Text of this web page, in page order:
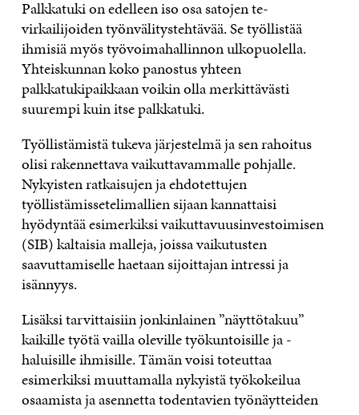
Palkkatuki on edelleen iso osa satojen te-
virkailijoiden työnvälitystehtävää. Se työllistää
ihmisiä myös työvoimahallinnon ulkopuolella.
Yhteiskunnan koko panostus yhteen
palkkatukipaikkaan voikin olla merkittävästi
suurempi kuin itse palkkatuki.
Työllistämistä tukeva järjestelmä ja sen rahoitus
olisi rakennettava vaikuttavammalle pohjalle.
Nykyisten ratkaisujen ja ehdotettujen
työllistämissetelimallien sijaan kannattaisi
hyödyntää esimerkiksi vaikuttavuusinvestoimisen
(SIB) kaltaisia malleja, joissa vaikutusten
saavuttamiselle haetaan sijoittajan intressi ja
isännyys.
Lisäksi tarvittaisiin jonkinlainen ”näyttötakuu”
kaikille työtä vailla oleville työkuntoisille ja -
haluisille ihmisille. Tämän voisi toteuttaa
esimerkiksi muuttamalla nykyistä työkokeilua
osaamista ja asennetta todentavien työnäytteiden